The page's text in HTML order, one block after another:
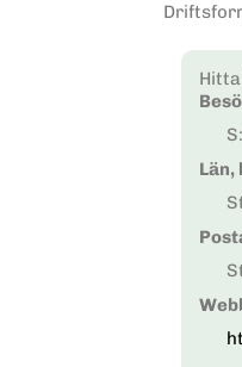
Län,